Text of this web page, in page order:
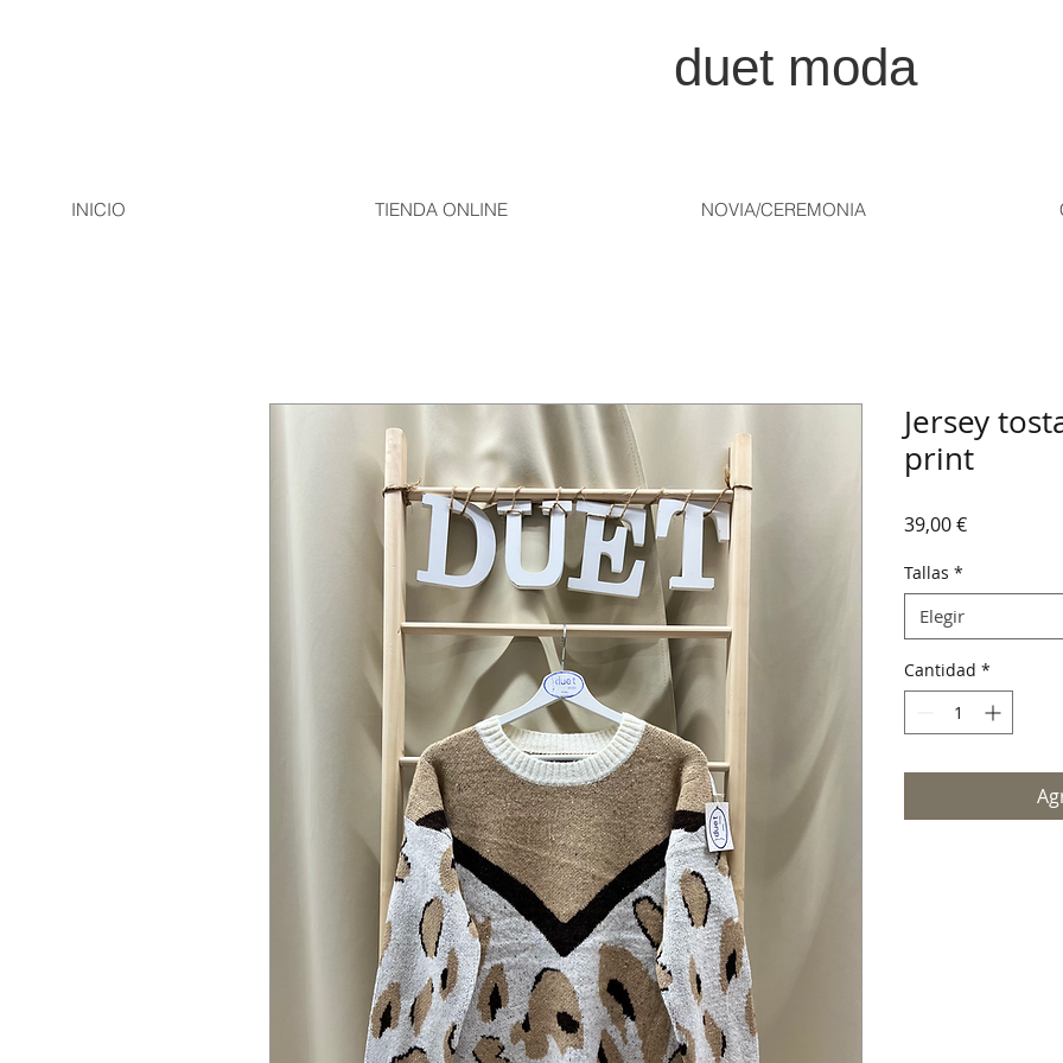
duet moda
INICIO TIENDA ONLINE NOVIA/CEREMONIA
Jersey
print
39,00 €Precio
Tallas *
Elegir
Cantidad *